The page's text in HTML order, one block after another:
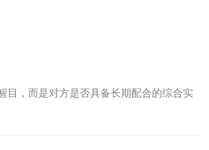
目，而是对方是否具备长期配合的综合实